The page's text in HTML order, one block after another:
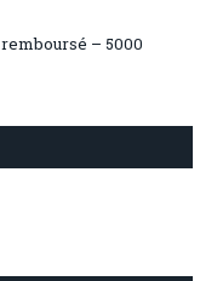
– 5000